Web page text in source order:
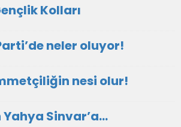
Kolları
neler oluyor!
nesi olur!
Yahya Sinvar’a…